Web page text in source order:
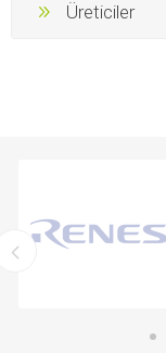
Üreticiler